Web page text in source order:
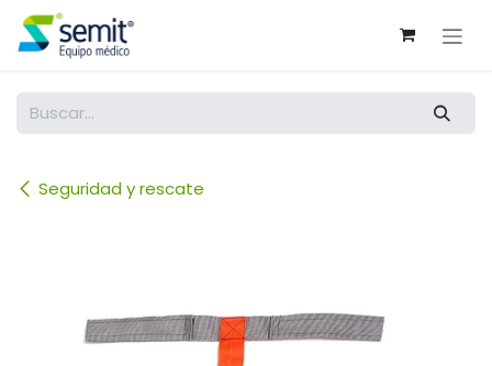
Ir al contenido
Seguridad y rescate